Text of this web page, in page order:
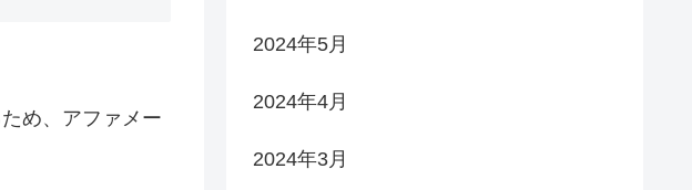
め、アファメー
2024年5月
2024年4月
2024年3月